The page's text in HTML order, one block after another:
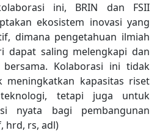
ini, BRIN dan FSII
ekosistem inovasi yang
dimana pengetahuan ilmiah
dapat saling melengkapi dan
Kolaborasi ini tidak
meningkatkan kapasitas riset
tetapi juga untuk
nyata bagi pembangunan
hrd, rs, adl)